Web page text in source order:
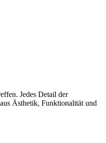
Jedes Detail der
Ästhetik, Funktionalität und